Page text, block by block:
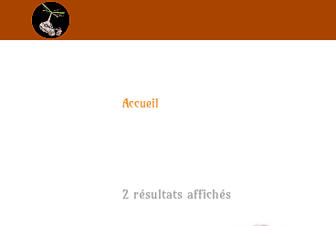
Accueil
2 résultats affichésTrié